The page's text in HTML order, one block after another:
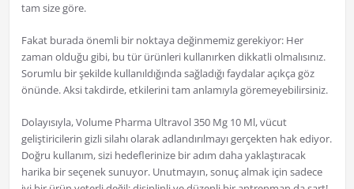
tam size göre.
Fakat burada önemli bir noktaya değinmemiz gerekiyor: Her
zaman olduğu gibi, bu tür ürünleri kullanırken dikkatli olmalısınız.
Sorumlu bir şekilde kullanıldığında sağladığı faydalar açıkça göz
önünde. Aksi takdirde, etkilerini tam anlamıyla göremeyebilirsiniz.
Dolayısıyla, Volume Pharma Ultravol 350 Mg 10 Ml, vücut
geliştiricilerin gizli silahı olarak adlandırılmayı gerçekten hak ediyor.
Doğru kullanım, sizi hedeflerinize bir adım daha yaklaştıracak
harika bir seçenek sunuyor. Unutmayın, sonuç almak için sadece